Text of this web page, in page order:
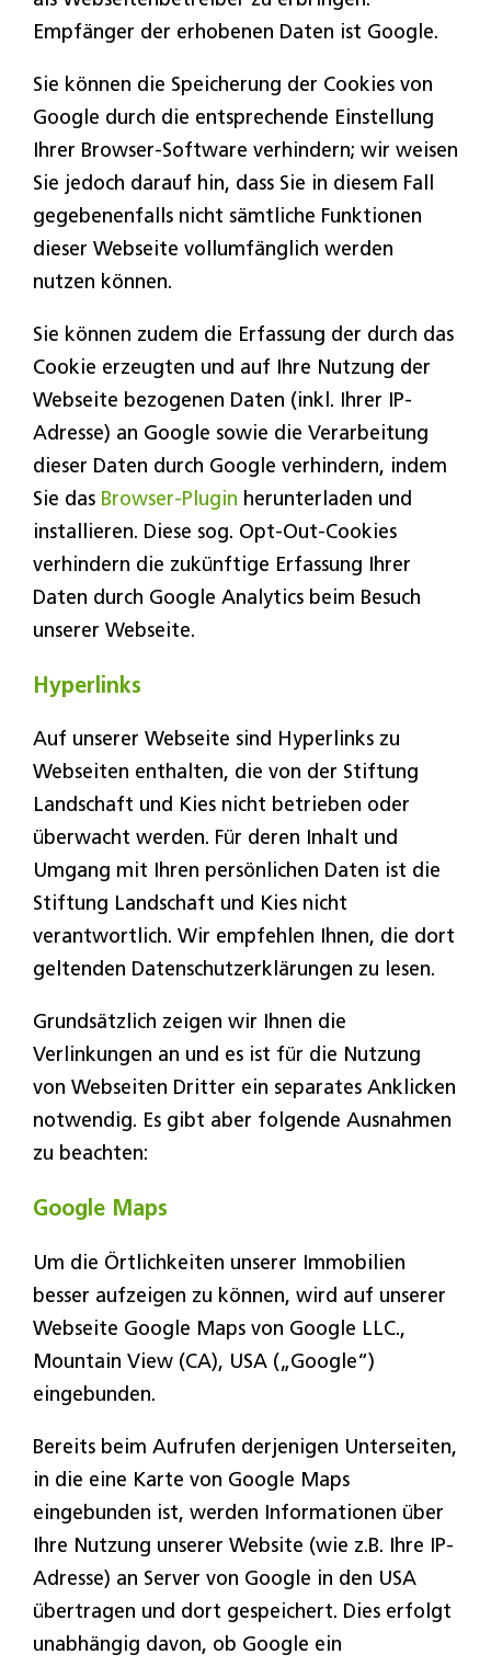
Empfänger der erhobenen Daten ist Google.
Sie können die Speicherung der Cookies von
Google durch die entsprechende Einstellung
Ihrer Browser-Software verhindern; wir weisen
Sie jedoch darauf hin, dass Sie in diesem Fall
gegebenenfalls nicht sämtliche Funktionen
dieser Webseite vollumfänglich werden
nutzen können.
Sie können zudem die Erfassung der durch das
Cookie erzeugten und auf Ihre Nutzung der
Webseite bezogenen Daten (inkl. Ihrer IP-
Adresse) an Google sowie die Verarbeitung
dieser Daten durch Google verhindern, indem
Sie das Browser-Plugin herunterladen und
installieren. Diese sog. Opt-Out-Cookies
verhindern die zukünftige Erfassung Ihrer
Daten durch Google Analytics beim Besuch
unserer Webseite.
Hyperlinks
Auf unserer Webseite sind Hyperlinks zu
Webseiten enthalten, die von der Stiftung
Landschaft und Kies nicht betrieben oder
überwacht werden. Für deren Inhalt und
Umgang mit Ihren persönlichen Daten ist die
Stiftung Landschaft und Kies nicht
verantwortlich. Wir empfehlen Ihnen, die dort
geltenden Datenschutzerklärungen zu lesen.
Grundsätzlich zeigen wir Ihnen die
Verlinkungen an und es ist für die Nutzung
von Webseiten Dritter ein separates Anklicken
notwendig. Es gibt aber folgende Ausnahmen
zu beachten:
Google Maps
Um die Örtlichkeiten unserer Immobilien
besser aufzeigen zu können, wird auf unserer
Webseite Google Maps von Google LLC.,
Mountain View (CA), USA („Google“)
eingebunden.
Bereits beim Aufrufen derjenigen Unterseiten,
in die eine Karte von Google Maps
eingebunden ist, werden Informationen über
Ihre Nutzung unserer Website (wie z.B. Ihre IP-
Adresse) an Server von Google in den USA
übertragen und dort gespeichert. Dies erfolgt
unabhängig davon, ob Google ein